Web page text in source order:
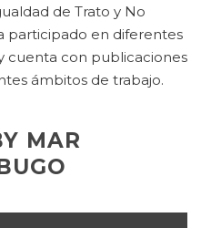
de Trato y No
participado en diferentes
cuenta con publicaciones
ámbitos de trabajo.
MAR